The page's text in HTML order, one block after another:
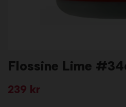
Flossine Lime
239 kr